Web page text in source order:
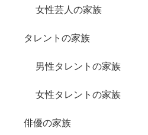
女性芸人の家族
タレントの家族
男性タレントの家族
女性タレントの家族
俳優の家族